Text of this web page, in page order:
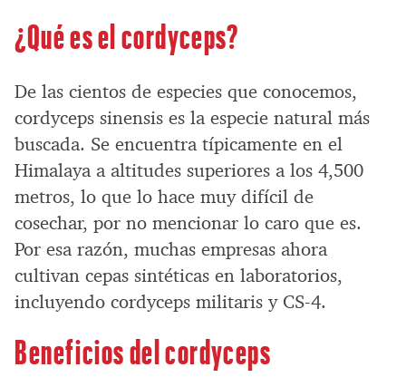
¿Qué es el cordyceps?
De las cientos de especies que conocemos,
cordyceps sinensis es la especie natural más
buscada. Se encuentra típicamente en el
Himalaya a altitudes superiores a los 4,500
metros, lo que lo hace muy difícil de
cosechar, por no mencionar lo caro que es.
Por esa razón, muchas empresas ahora
cultivan cepas sintéticas en laboratorios,
incluyendo cordyceps militaris y CS-4.
Beneficios del cordyceps